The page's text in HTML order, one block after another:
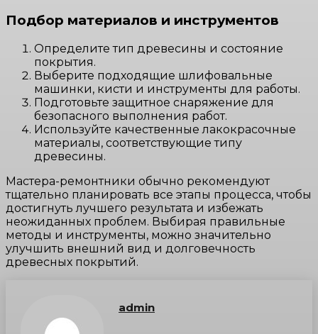
Подбор материалов и инструментов
Определите тип древесины и состояние
покрытия.
Выберите подходящие шлифовальные
машинки, кисти и инструменты для работы.
Подготовьте защитное снаряжение для
безопасного выполнения работ.
Используйте качественные лакокрасочные
материалы, соответствующие типу
древесины.
Мастера-ремонтники обычно рекомендуют
тщательно планировать все этапы процесса, чтобы
достигнуть лучшего результата и избежать
неожиданных проблем. Выбирая правильные
методы и инструменты, можно значительно
улучшить внешний вид и долговечность
древесных покрытий.
admin